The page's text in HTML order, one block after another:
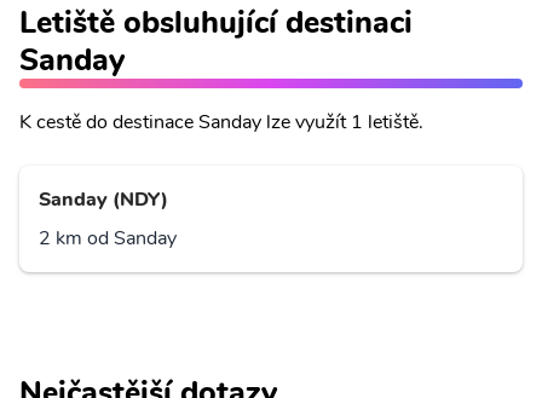
Letiště obsluhující destinaci
Sanday
K cestě do destinace Sanday lze využít 1 letiště.
Sanday (NDY)
2 km od Sanday